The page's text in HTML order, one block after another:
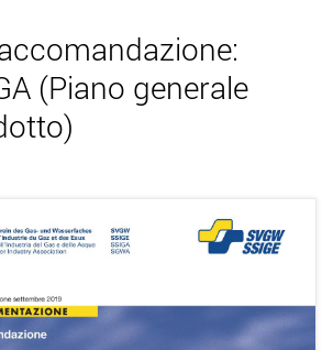
(Piano generale